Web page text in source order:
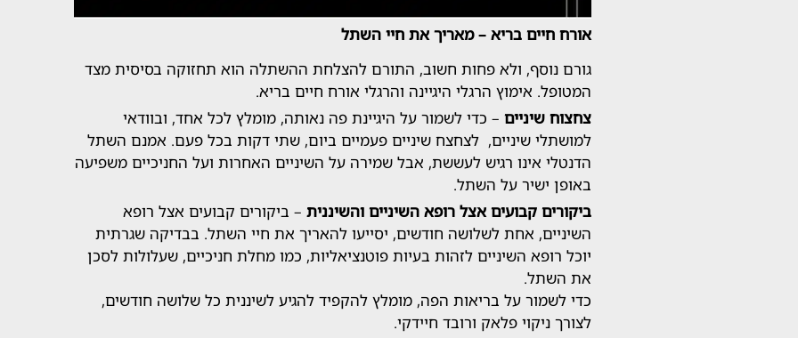
אורח חיים בריא – מאריך את חיי השתל
גורם נוסף, ולא פחות חשוב, התורם להצלחת ההשתלה הוא תחזוקה בסיסית מצד
המטופל. אימוץ הרגלי היגיינה והרגלי אורח חיים בריא.
צחצוח שיניים – כדי לשמור על היגיינת פה נאותה, מומלץ לכל אחד, ובוודאי
למושתלי שיניים, לצחצח שיניים פעמיים ביום, שתי דקות בכל פעם. אמנם השתל
הדנטלי אינו רגיש לעששת, אבל שמירה על השיניים האחרות ועל החניכיים משפיעה
באופן ישיר על השתל.
ביקורים קבועים אצל רופא השיניים והשיננית – ביקורים קבועים אצל רופא
השיניים, אחת לשלושה חודשים, יסייעו להאריך את חיי השתל. בבדיקה שגרתית
יוכל רופא השיניים לזהות בעיות פוטנציאליות, כמו מחלת חניכיים, שעלולות לסכן
את השתל.
כדי לשמור על בריאות הפה, מומלץ להקפיד להגיע לשיננית כל שלושה חודשים,
לצורך ניקוי פלאק ורובד חיידקי.